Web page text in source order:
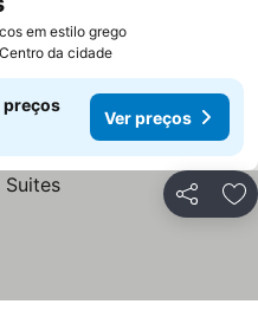
em estilo grego
da cidade
preços
Ver preços
Partilhar